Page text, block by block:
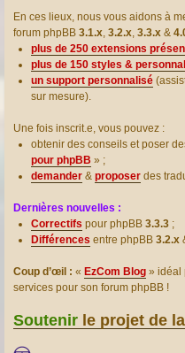
En ces lieux, nous vous aidons à
forum phpBB 3.1.x, 3.2.x, 3.3.x &
plus de 250 extensions
plus de 150 styles &
un support personnalisé
sur mesure).
Une fois inscrit.e, vous pouvez :
obtenir des conseils et poser
pour phpBB » ;
demander & proposer des
Dernières nouvelles :
Correctifs pour phpBB 3.3.3 ;
Différences entre phpBB 3.2.x
Coup d’œil : « EzCom Blog » idéal
services pour son forum phpBB !
Soutenir le projet de